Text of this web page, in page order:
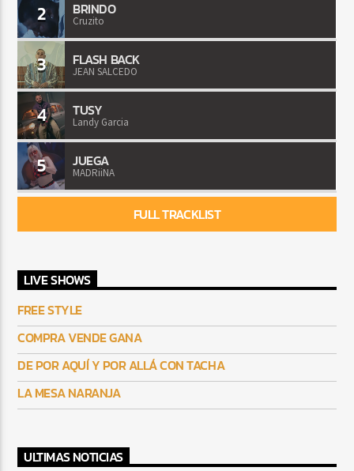
2 BRINDO
Cruzito
3 FLASH BACK
JEAN SALCEDO
4 TUSY
Landy Garcia
5 JUEGA
MADRiiNA
FULL TRACKLIST
LIVE SHOWS
FREE STYLE
COMPRA VENDE GANA
DE POR AQUÍ Y POR ALLÁ CON TACHA
LA MESA NARANJA
ULTIMAS NOTICIAS